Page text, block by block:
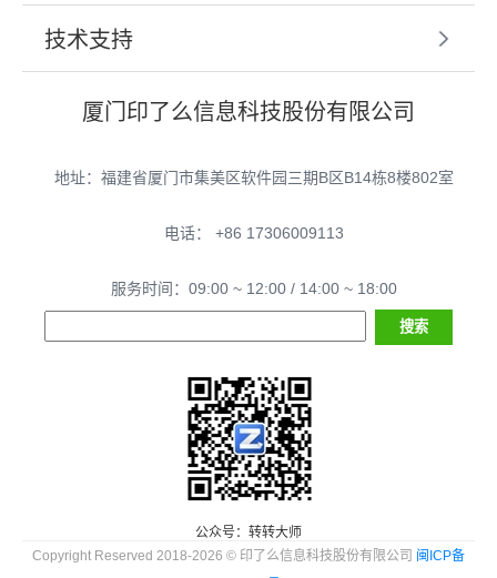
技术支持
厦门印了么信息科技股份有限公司
地址：福建省厦门市集美区软件园三期B区B14栋8楼802室
电话： +86 17306009113
服务时间：09:00 ~ 12:00 / 14:00 ~ 18:00
公众号：转转大师
Copyright Reserved 2018-2026 © 印了么信息科技股份有限公司 闽ICP备